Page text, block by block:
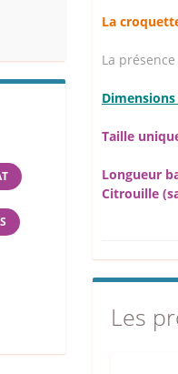
La
La
Dimensions
Taille
Longueur
Citrouille
Les